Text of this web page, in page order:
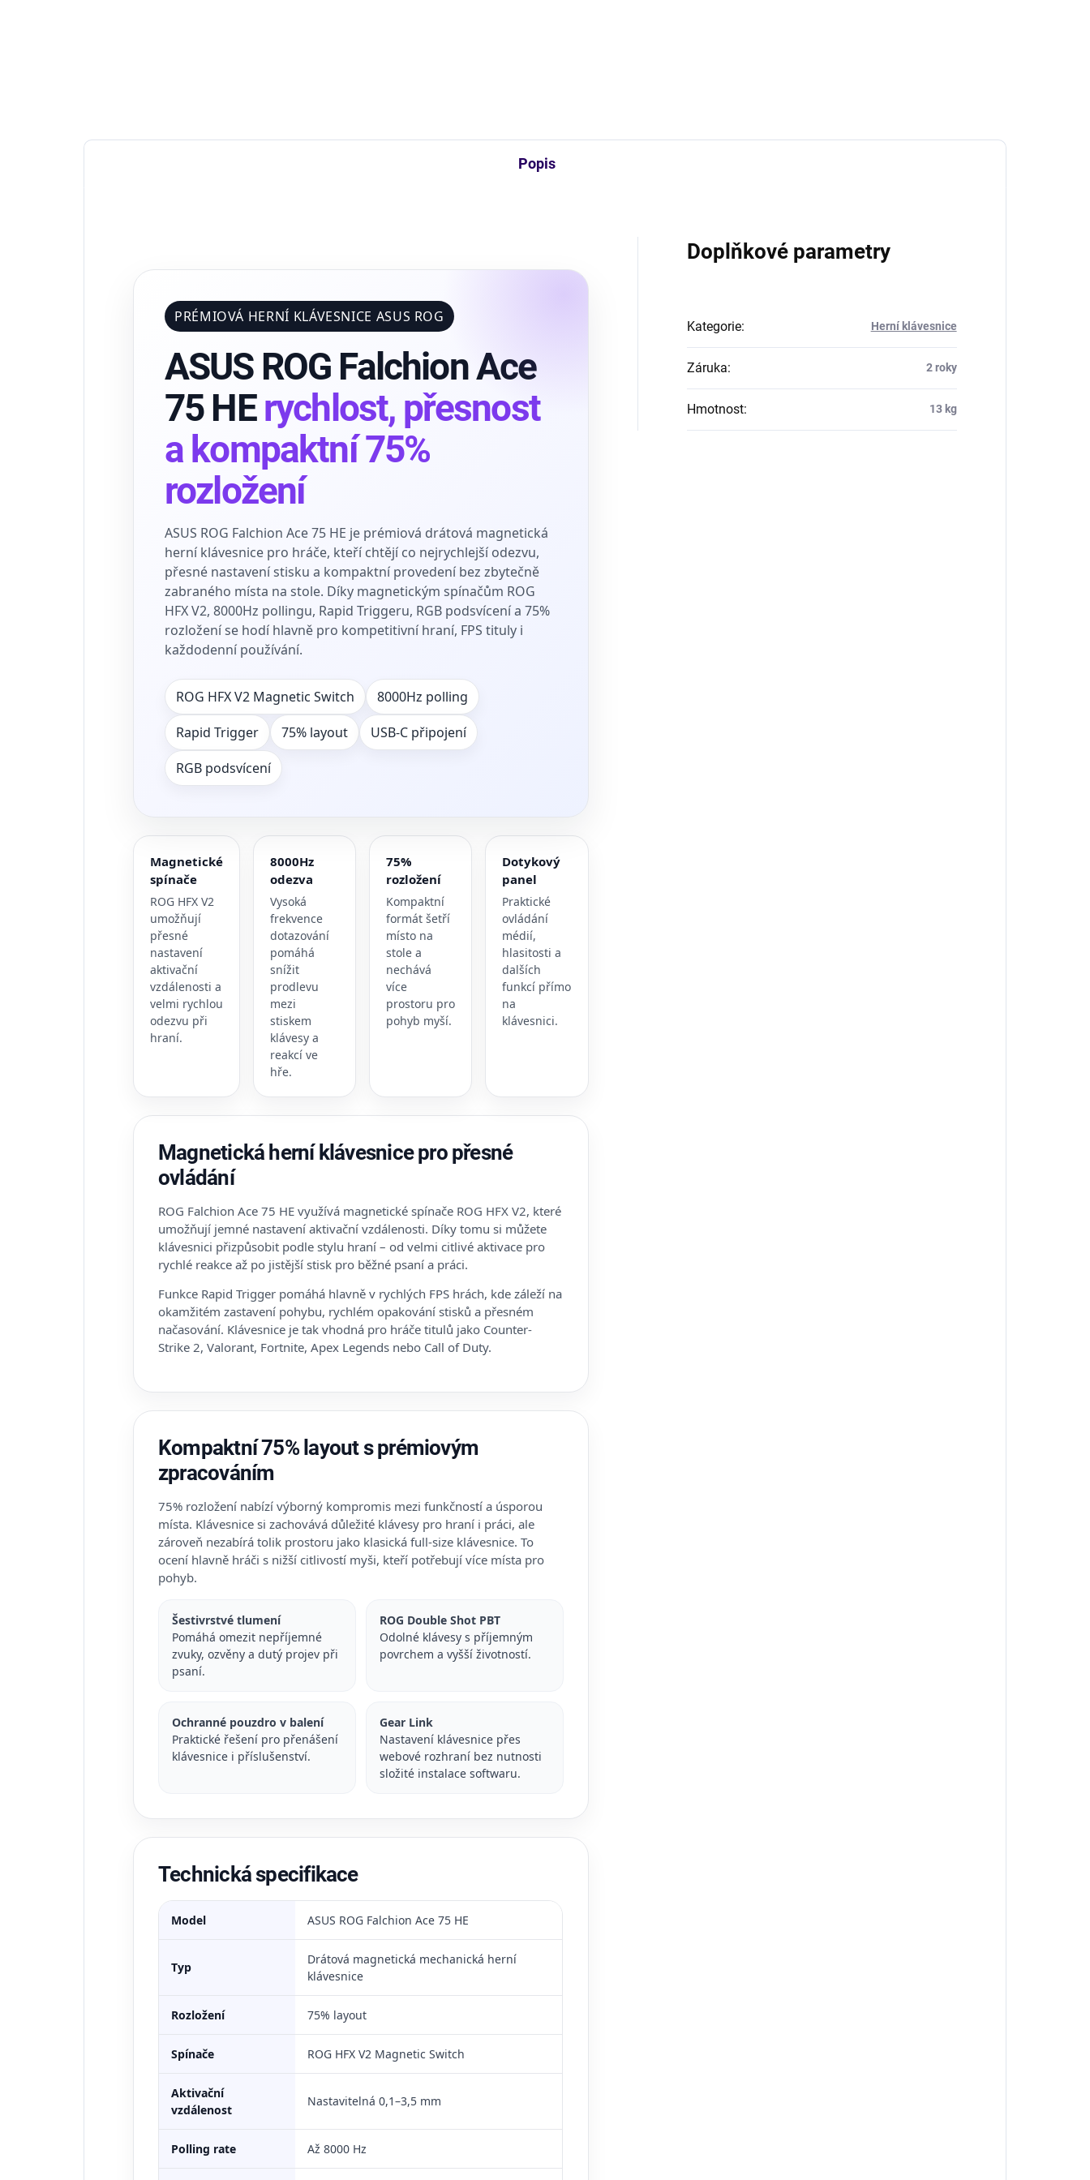
Popis
PRÉMIOVÁ HERNÍ KLÁVESNICE ASUS ROG
ASUS ROG Falchion Ace
75 HErychlost, přesnost
a kompaktní 75%
rozložení
ASUS ROG Falchion Ace 75 HE je prémiová drátová magnetická
herní klávesnice pro hráče, kteří chtějí co nejrychlejší odezvu,
přesné nastavení stisku a kompaktní provedení bez zbytečně
zabraného místa na stole. Díky magnetickým spínačům ROG
HFX V2, 8000Hz pollingu, Rapid Triggeru, RGB podsvícení a 75%
rozložení se hodí hlavně pro kompetitivní hraní, FPS tituly i
každodenní používání.
ROG HFX V2 Magnetic Switch
8000Hz polling
Rapid Trigger
75% layout
USB-C připojení
RGB podsvícení
Magnetické
spínače
ROG HFX V2
umožňují
přesné
nastavení
aktivační
vzdálenosti a
velmi rychlou
odezvu při
hraní.
8000Hz
odezva
Vysoká
frekvence
dotazování
pomáhá
snížit
prodlevu
mezi
stiskem
klávesy a
reakcí ve
hře.
75%
rozložení
Kompaktní
formát šetří
místo na
stole a
nechává
více
prostoru pro
pohyb myší.
Dotykový
panel
Praktické
ovládání
médií,
hlasitosti a
dalších
funkcí přímo
na
klávesnici.
Magnetická herní klávesnice pro přesné
ovládání
ROG Falchion Ace 75 HE využívá magnetické spínače ROG HFX V2, které
umožňují jemné nastavení aktivační vzdálenosti. Díky tomu si můžete
klávesnici přizpůsobit podle stylu hraní – od velmi citlivé aktivace pro
rychlé reakce až po jistější stisk pro běžné psaní a práci.
Funkce Rapid Trigger pomáhá hlavně v rychlých FPS hrách, kde záleží na
okamžitém zastavení pohybu, rychlém opakování stisků a přesném
načasování. Klávesnice je tak vhodná pro hráče titulů jako Counter-
Strike 2, Valorant, Fortnite, Apex Legends nebo Call of Duty.
Kompaktní 75% layout s prémiovým
zpracováním
75% rozložení nabízí výborný kompromis mezi funkčností a úsporou
místa. Klávesnice si zachovává důležité klávesy pro hraní i práci, ale
zároveň nezabírá tolik prostoru jako klasická full-size klávesnice. To
ocení hlavně hráči s nižší citlivostí myši, kteří potřebují více místa pro
pohyb.
Šestivrstvé tlumení
Pomáhá omezit nepříjemné
zvuky, ozvěny a dutý projev při
psaní.
ROG Double Shot PBT
Odolné klávesy s příjemným
povrchem a vyšší životností.
Ochranné pouzdro v balení
Praktické řešení pro přenášení
klávesnice i příslušenství.
Gear Link
Nastavení klávesnice přes
webové rozhraní bez nutnosti
složité instalace softwaru.
Technická specifikace
Model ASUS ROG Falchion Ace 75 HE
Typ
Drátová magnetická mechanická herní
klávesnice
Rozložení 75% layout
Spínače ROG HFX V2 Magnetic Switch
Aktivační
vzdálenost
Nastavitelná 0,1–3,5 mm
Polling rate Až 8000 Hz
Doplňkové parametry
Kategorie: Herní klávesnice
Záruka: 2 roky
Hmotnost: 13 kg